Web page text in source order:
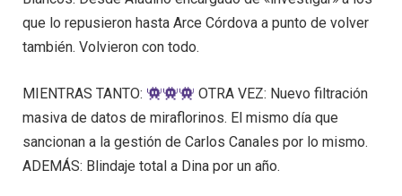
que lo repusieron hasta Arce Córdova a punto de volver
también. Volvieron con todo.
MIENTRAS TANTO:
OTRA VEZ: Nuevo filtración
masiva de datos de miraflorinos. El mismo día que
sancionan a la gestión de Carlos Canales por lo mismo.
ADEMÁS: Blindaje total a Dina por un año.